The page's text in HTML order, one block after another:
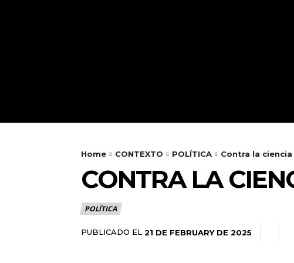
Home CONTEXTO POLÍTICA Contra la ciencia
CONTRA LA
POLÍTICA
PUBLICADO EL 21 DE FEBRUARY DE 2025